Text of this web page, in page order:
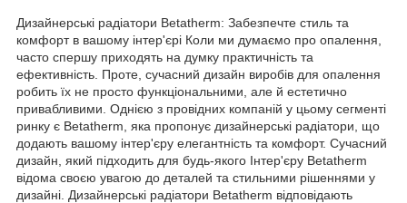
Дизайнерські радіатори Betatherm: Забезпечте стиль та
комфорт в вашому інтер'єрі Коли ми думаємо про опалення,
часто спершу приходять на думку практичність та
ефективність. Проте, сучасний дизайн виробів для опалення
робить їх не просто функціональними, але й естетично
привабливими. Однією з провідних компаній у цьому сегменті
ринку є Betatherm, яка пропонує дизайнерські радіатори, що
додають вашому інтер'єру елегантність та комфорт. Сучасний
дизайн, який підходить для будь-якого Інтер'єру Betatherm
відома своєю увагою до деталей та стильними рішеннями у
дизайні. Дизайнерські радіатори Betatherm відповідають